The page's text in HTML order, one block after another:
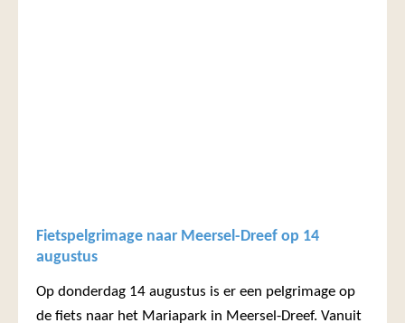
Fietspelgrimage naar Meersel-Dreef op 14
augustus
Op donderdag 14 augustus is er een pelgrimage op
de fiets naar het Mariapark in Meersel-Dreef. Vanuit